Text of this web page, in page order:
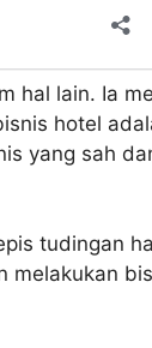
hal lain. Ia
hotel
yang sah
tudingan
melakukan